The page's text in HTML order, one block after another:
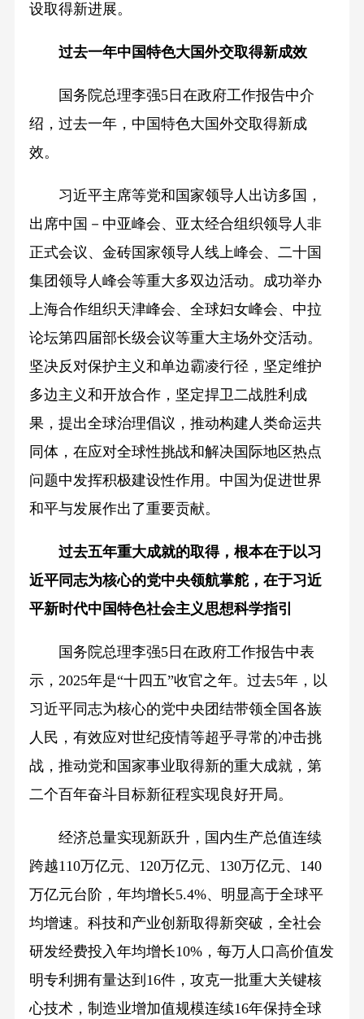
设取得新进展。
过去一年中国特色大国外交取得新成效
国务院总理李强5日在政府工作报告中介
绍，过去一年，中国特色大国外交取得新成
效。
习近平主席等党和国家领导人出访多国，
出席中国－中亚峰会、亚太经合组织领导人非
正式会议、金砖国家领导人线上峰会、二十国
集团领导人峰会等重大多双边活动。成功举办
上海合作组织天津峰会、全球妇女峰会、中拉
论坛第四届部长级会议等重大主场外交活动。
坚决反对保护主义和单边霸凌行径，坚定维护
多边主义和开放合作，坚定捍卫二战胜利成
果，提出全球治理倡议，推动构建人类命运共
同体，在应对全球性挑战和解决国际地区热点
问题中发挥积极建设性作用。中国为促进世界
和平与发展作出了重要贡献。
过去五年重大成就的取得，根本在于以习
近平同志为核心的党中央领航掌舵，在于习近
平新时代中国特色社会主义思想科学指引
国务院总理李强5日在政府工作报告中表
示，2025年是“十四五”收官之年。过去5年，以
习近平同志为核心的党中央团结带领全国各族
人民，有效应对世纪疫情等超乎寻常的冲击挑
战，推动党和国家事业取得新的重大成就，第
二个百年奋斗目标新征程实现良好开局。
经济总量实现新跃升，国内生产总值连续
跨越110万亿元、120万亿元、130万亿元、140
万亿元台阶，年均增长5.4%、明显高于全球平
均增速。科技和产业创新取得新突破，全社会
研发经费投入年均增长10%，每万人口高价值发
明专利拥有量达到16件，攻克一批重大关键核
心技术，制造业增加值规模连续16年保持全球